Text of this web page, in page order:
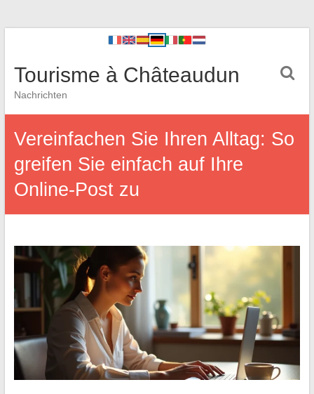
Tourisme à Châteaudun
Nachrichten
Vereinfachen Sie Ihren Alltag: So
greifen Sie einfach auf Ihre
Online-Post zu